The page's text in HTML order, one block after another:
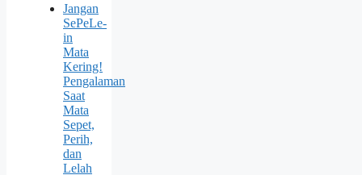
Jangan
SePeLe-
in
Mata
Kering!
Pengalaman
Saat
Mata
Sepet,
Perih,
dan
Lelah